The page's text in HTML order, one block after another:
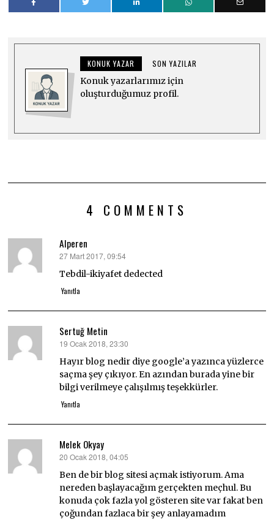
KONUK YAZAR SON YAZILAR
Konuk yazarlarımız için
oluşturduğumuz profil.
4 COMMENTS
Alperen
dedi
ki:
27 Mart 2017, 09:54
Tebdil-ikiyafet dedected
Yanıtla
Sertuğ Metin
dedi
ki:
19 Ocak 2018, 23:30
Hayır blog nedir diye google’a yazınca yüzlerce
saçma şey çıkıyor. En azından burada yine bir
bilgi verilmeye çalışılmış teşekkürler.
Yanıtla
Melek Okyay
dedi
ki:
20 Ocak 2018, 04:05
Ben de bir blog sitesi açmak istiyorum. Ama
nereden başlayacağım gerçekten meçhul. Bu
konuda çok fazla yol gösteren site var fakat ben
çoğundan fazlaca bir şey anlayamadım